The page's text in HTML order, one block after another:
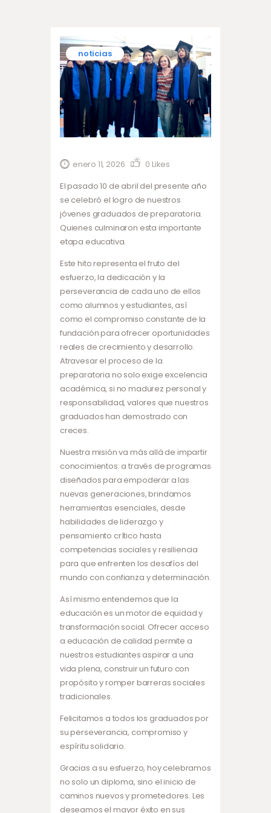
noticias
enero 11, 2026 0 Likes
El pasado 10 de abril del presente año
se celebró el logro de nuestros
jóvenes graduados de preparatoria.
Quienes culminaron esta importante
etapa educativa.
Este hito representa el fruto del
esfuerzo, la dedicación y la
perseverancia de cada uno de ellos
como alumnos y estudiantes, así
como el compromiso constante de la
fundación para ofrecer oportunidades
reales de crecimiento y desarrollo.
Atravesar el proceso de la
preparatoria no solo exige excelencia
académica, si no madurez personal y
responsabilidad, valores que nuestros
graduados han demostrado con
creces.
Nuestra misión va más allá de impartir
conocimientos: a través de programas
diseñados para empoderar a las
nuevas generaciones, brindamos
herramientas esenciales, desde
habilidades de liderazgo y
pensamiento crítico hasta
competencias sociales y resiliencia
para que enfrenten los desafíos del
mundo con confianza y determinación.
Así mismo entendemos que la
educación es un motor de equidad y
transformación social. Ofrecer acceso
a educación de calidad permite a
nuestros estudiantes aspirar a una
vida plena, construir un futuro con
propósito y romper barreras sociales
tradicionales.
Felicitamos a todos los graduados por
su perseverancia, compromiso y
espíritu solidario.
Gracias a su esfuerzo, hoy celebramos
no solo un diploma, sino el inicio de
caminos nuevos y prometedores. Les
deseamos el mayor éxito en sus